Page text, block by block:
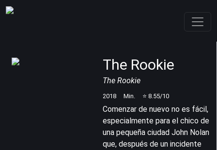
The Rookie
The Rookie
2018 Min. ⭐ 8.55/10
Comenzar de nuevo no es fácil,
especialmente para el chico de
una pequeña ciudad John Nolan
que, después de un incidente